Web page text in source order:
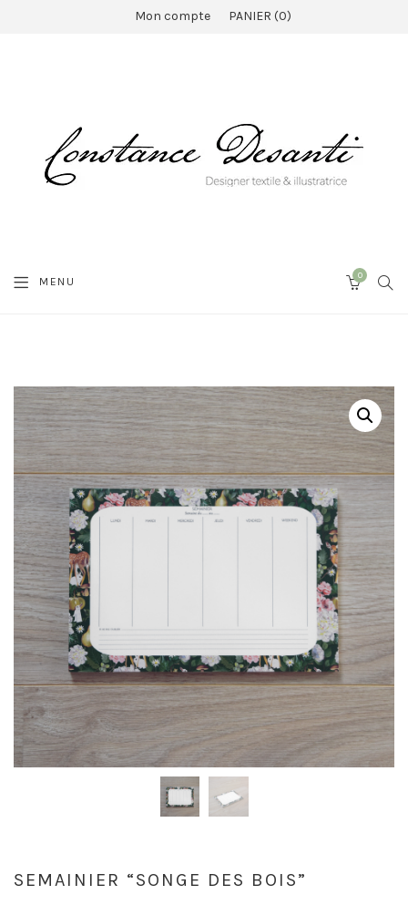
Mon compte PANIER 0
MENU 0
SEMAINIER “SONGE DES BOIS”